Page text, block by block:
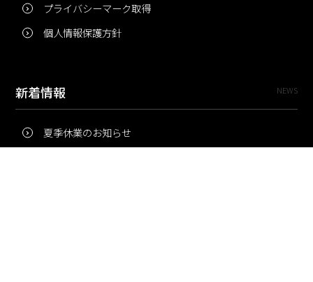
プライバシーマーク取得
個人情報保護方針
新着情報 NEWS
夏季休業のお知らせ